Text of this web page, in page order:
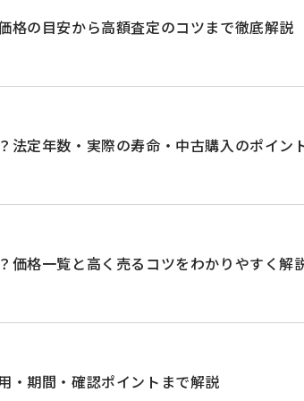
格の目安から高額査定のコツまで徹底解説
法定年数・実際の寿命・中古購入のポイン
価格一覧と高く売るコツをわかりやすく解
・期間・確認ポイントまで解説